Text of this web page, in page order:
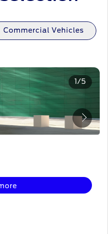
Commercial Vehicles
/ 5